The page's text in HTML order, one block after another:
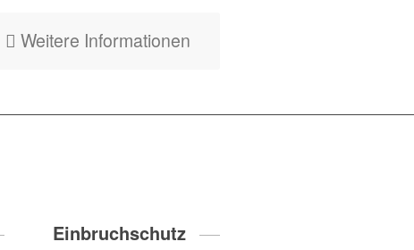
Weitere Informationen
Einbruchschutz